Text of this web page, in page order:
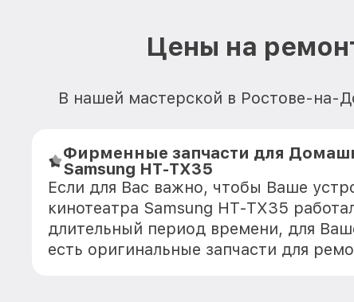
Цены на
В нашей мастерской в Ростове-на-
Фирменные запчасти для
Samsung HT-TX35
Если для Вас важно, чтобы Ваше
кинотеатра Samsung HT-TX35
длительный период времени, для
есть оригинальные запчасти для